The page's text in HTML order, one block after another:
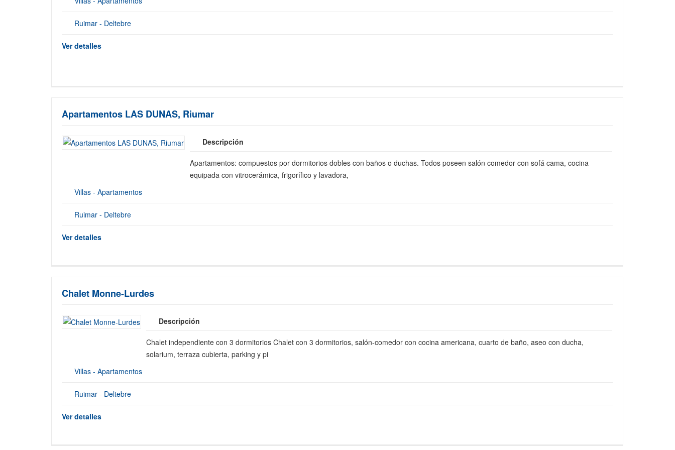
Ruimar - Deltebre
Ver detalles
Apartamentos LAS DUNAS, Riumar
Descripción
Apartamentos: compuestos por dormitorios dobles con baños o duchas. Todos poseen salón comedor con sofá cama, cocina
equipada con vitrocerámica, frigorífico y lavadora,
Villas - Apartamentos
Ruimar - Deltebre
Ver detalles
Chalet Monne-Lurdes
Descripción
Chalet independiente con 3 dormitorios Chalet con 3 dormitorios, salón-comedor con cocina americana, cuarto de baño, aseo con ducha,
solarium, terraza cubierta, parking y pi
Villas - Apartamentos
Ruimar - Deltebre
Ver detalles